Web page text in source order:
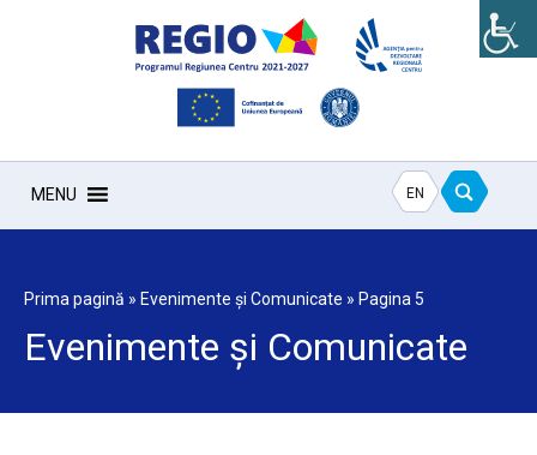
MENU EN
Prima pagină » Evenimente și Comunicate » Pagina 5
Evenimente și Comunicate